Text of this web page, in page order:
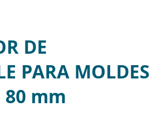
DE
PARA MOLDES
80 mm